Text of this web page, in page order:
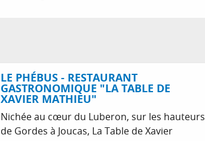
LE PHÉBUS - RESTAURANT
GASTRONOMIQUE "LA TABLE DE
XAVIER MATHIEU"
Nichée au cœur du Luberon, sur les hauteurs
de Gordes à Joucas, La Table de Xavier